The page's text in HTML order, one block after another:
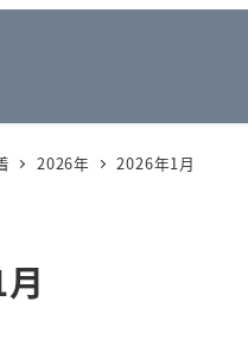
2026年 2026年1月